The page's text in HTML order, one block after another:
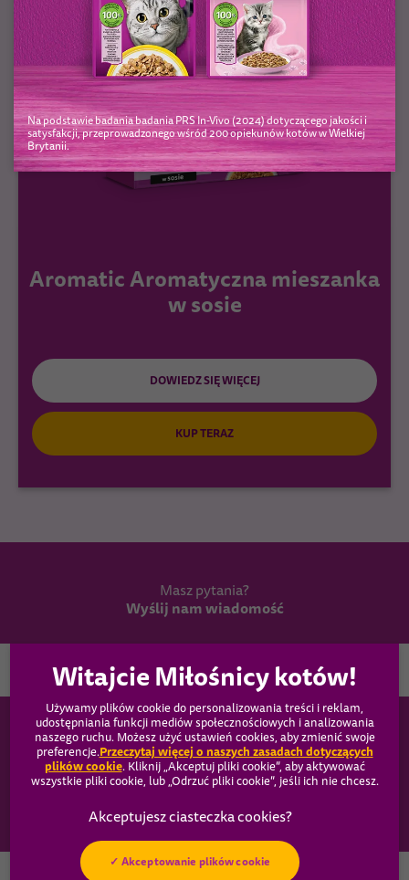
Aromatic Aromatyczna mieszanka
w sosie
DOWIEDZ SIĘ WIĘCEJ
KUP TERAZ
Masz pytania?
Wyślij nam wiadomość
Wybierz kraj
WHISKAS®
Produkty
Opieka
Używamy plików cookie do personalizowania treści i reklam,
udostępniania funkcji mediów społecznościowych i analizowania
naszego ruchu. Możesz użyć ustawień cookies, aby zmienić swoje
preferencje.Przeczytaj więcej o naszych zasadach dotyczących
plików cookie(opens in a new tab)
. Kliknij „Akceptuj pliki cookie”, aby aktywować
wszystkie pliki cookie, lub „Odrzuć pliki cookie”, jeśli ich nie chcesz.
Akceptowanie plików cookie
Na podstawie badania badania PRS In-Vivo (2024) dotyczącego jakości i
satysfakcji, przeprowadzonego wśród 200 opiekunów kotów w Wielkiej
Brytanii.